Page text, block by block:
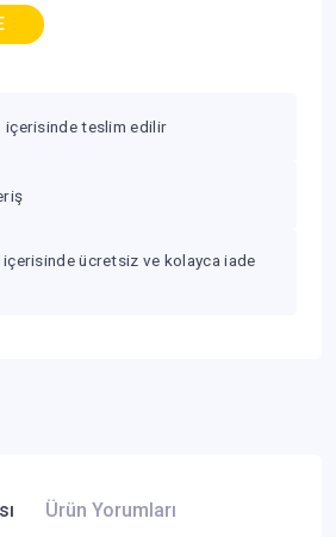
içerisinde teslim edilir
içerisinde ücretsiz ve kolayca iade
Ürün Yorumları